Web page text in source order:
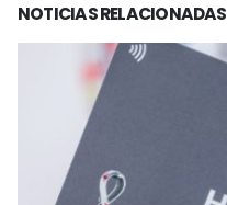
NOTICIASRELACIONADAS